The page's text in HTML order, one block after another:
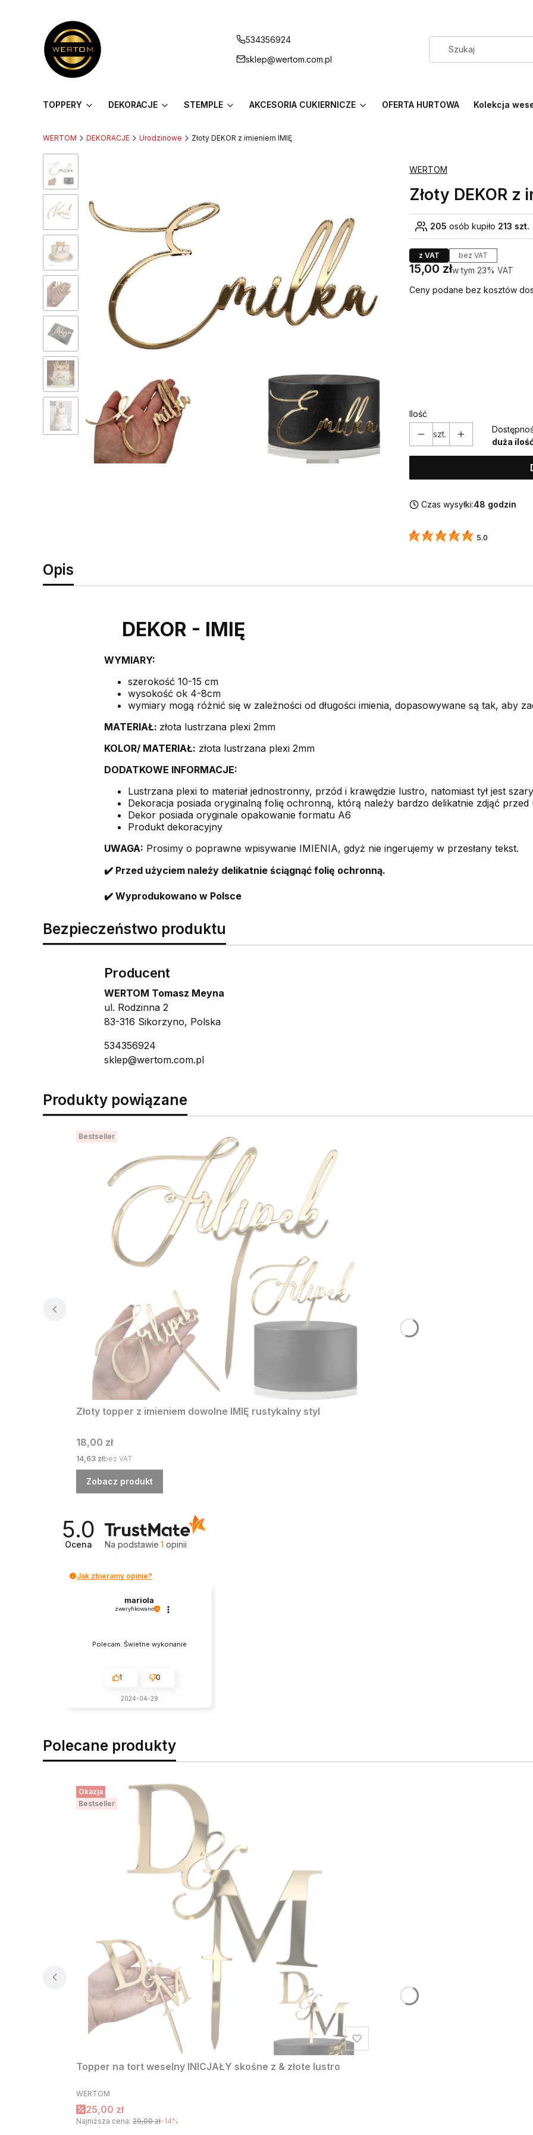
534356924
sklep@wertom.com.pl
TOPPERY DEKORACJE STEMPLE AKCESORIA CUKIERNICZE OFERTA HURTOWA Kolekcja
WERTOM DEKORACJE Urodzinowe Złoty DEKOR z imieniem IMIĘ
WERTOM
Złoty DEKOR z
205 osób kupiło 213 szt.
z VAT bez VAT
Cena
15,00 złw tym 23% VAT
w tym 23% VAT
Ceny podane bez kosztów
Ilość
szt.
duża
Czas wysyłki:48 godzin
5.0
Opis
DEKOR - IMIĘ
WYMIARY:
szerokość 10-15 cm
wysokość ok 4-8cm
wymiary mogą różnić się w zależności od długości imienia, dopasowywane są tak, aby
MATERIAŁ: złota lustrzana plexi 2mm
KOLOR/ MATERIAŁ: złota lustrzana plexi 2mm
DODATKOWE INFORMACJE:
Lustrzana plexi to materiał jednostronny, przód i krawędzie lustro, natomiast tył jest
Dekoracja posiada oryginalną folię ochronną, którą należy bardzo delikatnie zdjąć przed
Dekor posiada oryginale opakowanie formatu A6
Produkt dekoracyjny
UWAGA: Prosimy o poprawne wpisywanie IMIENIA, gdyż nie ingerujemy w przesłany tekst.
✔️ Przed użyciem należy delikatnie ściągnąć folię ochronną.
✔️Wyprodukowano w Polsce
Bezpieczeństwo produktu
Producent
WERTOM Tomasz Meyna
ul. Rodzinna 2
83-316 Sikorzyno, Polska
534356924
sklep@wertom.com.pl
Produkty powiązane
Bestseller
Złoty topper z imieniem dowolne IMIĘ rustykalny styl
Cena
18,00 zł
Cena
14,63 złbez VAT
Zobacz produkt
5.0
Ocena Na podstawie 1 opinii
Jak zbieramy opinie?
mariola
zweryfikowano
Polecam. Świetne wykonanie
1 0
2024-04-29
Polecane produkty
Okazja
Bestseller
Topper na tort weselny INICJAŁY skośne z & złote lustro
PRODUCENT
WERTOM
Cena promocyjna
25,00 zł
Najniższa cena: 29,00 zł-14%